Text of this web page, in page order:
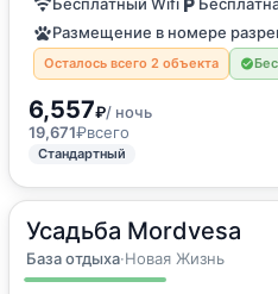
Размещение в номере
Осталось всего 2 объекта
6,557₽/ ночь
19,671₽всего
Стандартный
Усадьба Mordvesa
База отдыха·Новая Жизнь
28м2 ·2 гостя
Бунгало